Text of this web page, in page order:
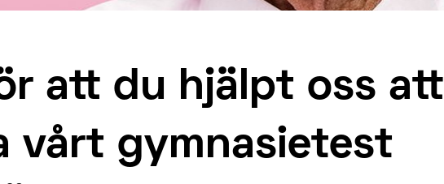
att du hjälpt oss att
vårt gymnasietest